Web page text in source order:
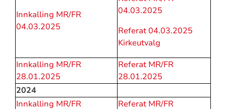
Innkalling MR/FR
04.03.2025
04.03.2025
Referat 04.03.2025
Kirkeutvalg
Innkalling MR/FR
28.01.2025
Referat MR/FR
28.01.2025
2024
Innkalling MR/FR
Referat MR/FR